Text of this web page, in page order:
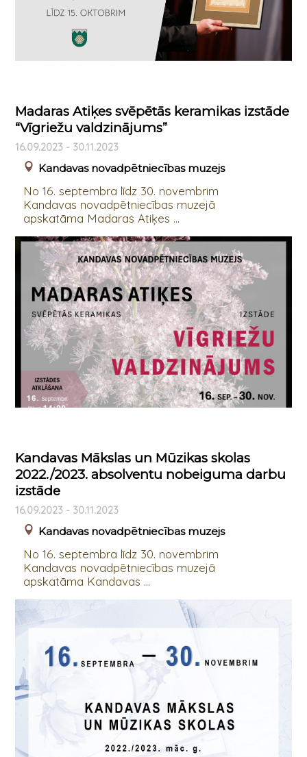
Madaras Atiķes svēpētās keramikas izstāde
“Vīgriežu valdzinājums”
16.09.2023 - 30.11.2023
Kandavas novadpētniecības muzejs
No 16. septembra līdz 30. novembrim
Kandavas novadpētniecības muzejā
apskatāma Madaras Atiķes ...
Kandavas Mākslas un Mūzikas skolas
2022./2023. absolventu nobeiguma darbu
izstāde
16.09.2023 - 30.11.2023
Kandavas novadpētniecības muzejs
No 16. septembra līdz 30. novembrim
Kandavas novadpētniecības muzejā
apskatāma Kandavas ...